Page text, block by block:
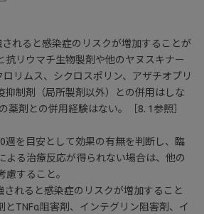
れると感染症のリスクが増加することが
抗リウマチ生物製剤や他のヤヌスキナー
リムス、シクロスポリン、アザチオプリ
抑制剤（局所製剤以外）との併用はしな
薬剤との併用経験はない。［8. 1参照］
週を目安として効果の有無を判断し、臨
よる治療反応が得られない場合は、他の
すること。
されると感染症のリスクが増加すること
とTNFα阻害剤、インテグリン阻害剤、イ